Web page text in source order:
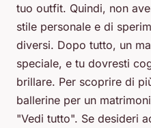
tuo outfit. Quindi, non
stile personale e di
diversi. Dopo tutto, un
speciale, e tu dovresti
brillare. Per scoprire di
ballerine per un
"Vedi tutto". Se desideri